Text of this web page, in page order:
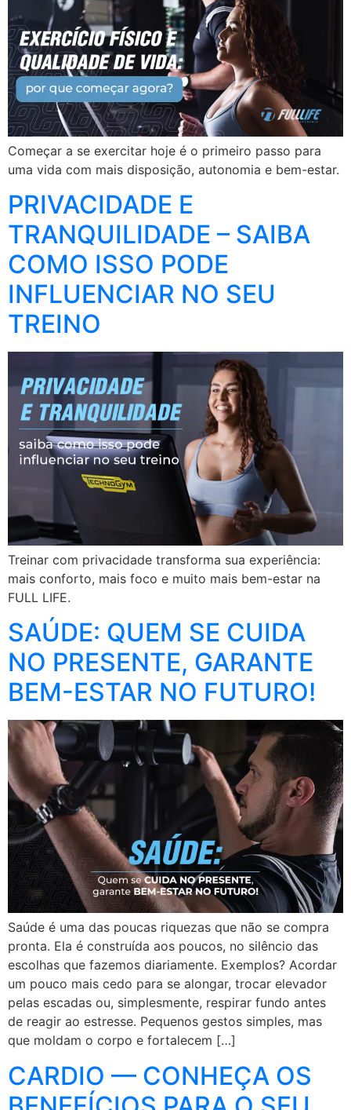
Começar a se exercitar hoje é o primeiro passo para
uma vida com mais disposição, autonomia e bem-estar.
PRIVACIDADE E
TRANQUILIDADE – SAIBA
COMO ISSO PODE
INFLUENCIAR NO SEU
TREINO
Treinar com privacidade transforma sua experiência:
mais conforto, mais foco e muito mais bem-estar na
FULL LIFE.
SAÚDE: QUEM SE CUIDA
NO PRESENTE, GARANTE
BEM-ESTAR NO FUTURO!
Saúde é uma das poucas riquezas que não se compra
pronta. Ela é construída aos poucos, no silêncio das
escolhas que fazemos diariamente. Exemplos? Acordar
um pouco mais cedo para se alongar, trocar elevador
pelas escadas ou, simplesmente, respirar fundo antes
de reagir ao estresse. Pequenos gestos simples, mas
que moldam o corpo e fortalecem […]
CARDIO — CONHEÇA OS